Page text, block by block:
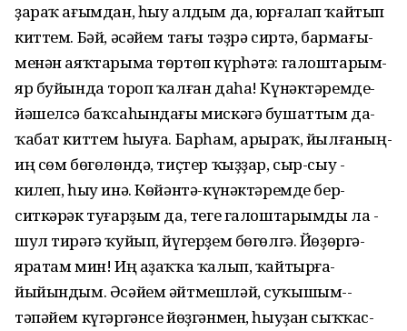
ҙараҡ ­ағымдан,­ һыу­ алдым ­да, ­юрғалап­ ҡайтып
­киттем.­ Бәй,­ әсәйем ­тағы­ тәҙрә сиртә,­ бармағы­
менән­ аяҡтарыма­ төртөп­ күрһәтә:­ галоштарым­
яр­ буйында ­тороп­ ҡалған ­даһа! ­Күнәктәремде­
йәшелсә­ баҡсаһындағы­ мискәгә­ бушаттым­ да­
ҡабат­ киттем­ һыуға. ­Барһам,­ арыраҡ,­ йылғаның­
иң­ сөм бөгөлөндә, ­тиҫтер ­ҡыҙҙар,­ сыр-сыу ­
килеп, ­һыу­ инә.­ Көйәнтә-күнәктәремде­ бер­
ситкәрәк­ туғарҙым­ да,­ теге ­галоштарымды­ ла ­
шул ­тирәгә­ ҡуйып, ­йүгерҙем ­бөгөлгә.­ Йөҙөргә­
яратам ­мин! ­Иң­ аҙаҡҡа­ ҡалып,­ ҡайтырға­
йыйындым.­ Әсәйем­ әйтмешләй, суҡышым-­
тәпәйем­ күгәргәнсе­ йөҙгәнмен,­ һыуҙан­ сыҡҡас­